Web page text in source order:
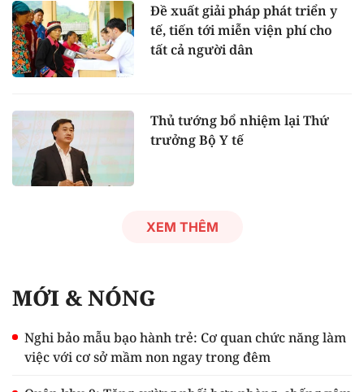
Đề xuất giải pháp phát triển y
tế, tiến tới miễn viện phí cho
tất cả người dân
Thủ tướng bổ nhiệm lại Thứ
trưởng Bộ Y tế
XEM THÊM
MỚI & NÓNG
Nghi bảo mẫu bạo hành trẻ: Cơ quan chức năng làm
việc với cơ sở mầm non ngay trong đêm